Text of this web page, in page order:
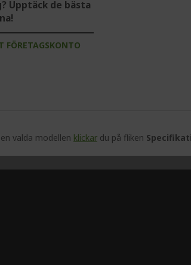
Upptäck de bästa
FÖRETAGSKONTO
valda modellen klickar du på fliken